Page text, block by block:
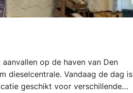
op de haven van Den
dieselcentrale. Vandaag de dag is
geschikt voor verschillende